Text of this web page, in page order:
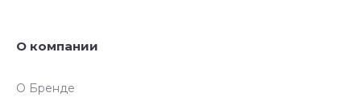
О компании
О Бренде